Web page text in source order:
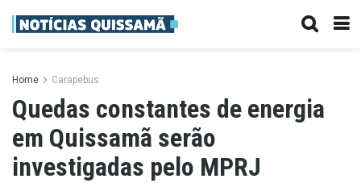
Home Carapebus
Quedas constantes de energia
em Quissamã serão
investigadas pelo MPRJ